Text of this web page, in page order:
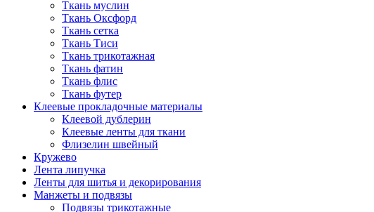
Ткань муслин
Ткань Оксфорд
Ткань сетка
Ткань Тиси
Ткань трикотажная
Ткань фатин
Ткань флис
Ткань футер
Клеевые прокладочные материалы
Клеевой дублерин
Клеевые ленты для ткани
Флизелин швейный
Кружево
Лента липучка
Ленты для шитья и декорирования
Манжеты и подвязы
Подвязы трикотажные